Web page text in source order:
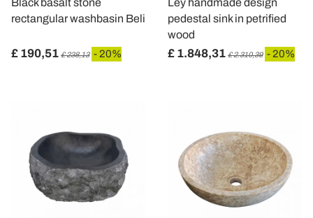
rectangular washbasin Beli
£ 190,51 £ 238,13 - 20%
pedestal sink in petrified
wood
£ 1.848,31 £ 2.310,39 - 20%